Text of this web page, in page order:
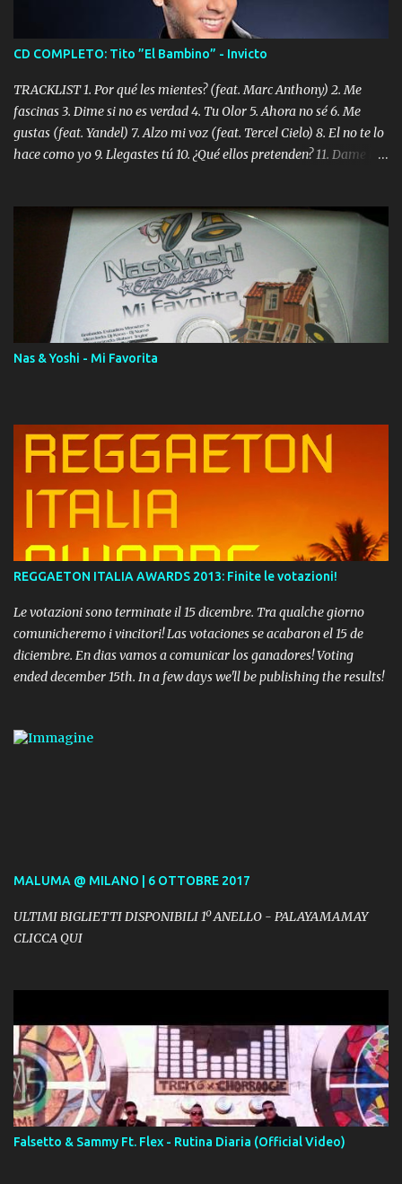
CD COMPLETO: Tito ”El Bambino” - Invicto
TRACKLIST 1. Por qué les mientes? (feat. Marc Anthony) 2. Me
fascinas 3. Dime si no es verdad 4. Tu Olor 5. Ahora no sé 6. Me
gustas (feat. Yandel) 7. Alzo mi voz (feat. Tercel Cielo) 8. El no te lo
hace como yo 9. Llegastes tú 10. ¿Qué ellos pretenden? 11. Dame la
Digital Booklet – Invicto ----------------------------- Nota:
Album proposto al massimo della qualità in formato iTunes Plus
AAC M4A; comprato su iTunes e a disposizione vostra per il
download. REGGAETON ITALIA Nosotros Somos Los Del
Momento!
Nas & Yoshi - Mi Favorita
REGGAETON ITALIA AWARDS 2013: Finite le votazioni!
Le votazioni sono terminate il 15 dicembre. Tra qualche giorno
comunicheremo i vincitori! Las votaciones se acabaron el 15 de
diciembre. En dias vamos a comunicar los ganadores! Voting
ended december 15th. In a few days we'll be publishing the results!
MALUMA @ MILANO | 6 OTTOBRE 2017
ULTIMI BIGLIETTI DISPONIBILI 1º ANELLO - PALAYAMAMAY
CLICCA QUI
Falsetto & Sammy Ft. Flex - Rutina Diaria (Official Video)